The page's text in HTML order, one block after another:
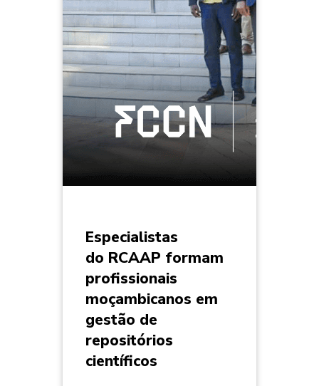
Especialistas
do RCAAP formam
profissionais
moçambicanos em
gestão de
repositórios
científicos